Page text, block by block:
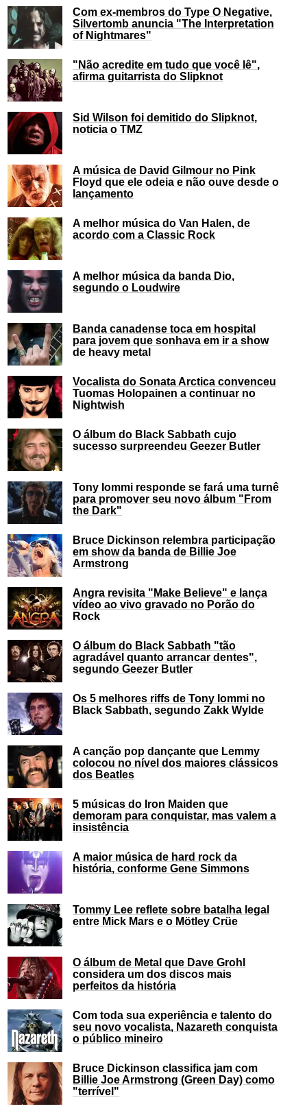
Com ex-membros do Type O Negative,
Silvertomb anuncia "The Interpretation
of Nightmares"
"Não acredite em tudo que você lê",
afirma guitarrista do Slipknot
Sid Wilson foi demitido do Slipknot,
noticia o TMZ
A música de David Gilmour no Pink
Floyd que ele odeia e não ouve desde o
lançamento
A melhor música do Van Halen, de
acordo com a Classic Rock
A melhor música da banda Dio,
segundo o Loudwire
Banda canadense toca em hospital
para jovem que sonhava em ir a show
de heavy metal
Vocalista do Sonata Arctica convenceu
Tuomas Holopainen a continuar no
Nightwish
O álbum do Black Sabbath cujo
sucesso surpreendeu Geezer Butler
Tony Iommi responde se fará uma turnê
para promover seu novo álbum "From
the Dark"
Bruce Dickinson relembra participação
em show da banda de Billie Joe
Armstrong
Angra revisita "Make Believe" e lança
vídeo ao vivo gravado no Porão do
Rock
O álbum do Black Sabbath "tão
agradável quanto arrancar dentes",
segundo Geezer Butler
Os 5 melhores riffs de Tony Iommi no
Black Sabbath, segundo Zakk Wylde
A canção pop dançante que Lemmy
colocou no nível dos maiores clássicos
dos Beatles
5 músicas do Iron Maiden que
demoram para conquistar, mas valem a
insistência
A maior música de hard rock da
história, conforme Gene Simmons
Tommy Lee reflete sobre batalha legal
entre Mick Mars e o Mötley Crüe
O álbum de Metal que Dave Grohl
considera um dos discos mais
perfeitos da história
Com toda sua experiência e talento do
seu novo vocalista, Nazareth conquista
o público mineiro
Bruce Dickinson classifica jam com
Billie Joe Armstrong (Green Day) como
"terrível"